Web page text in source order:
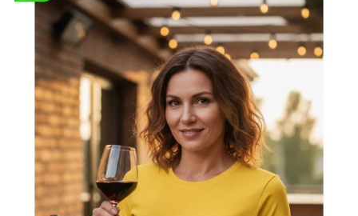
VLASTNÍ MOTIV
TRIČKA
MIKINY
OKAMŽITĚ K ODBĚRU
B2B